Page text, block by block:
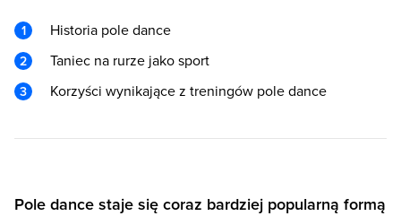
Historia pole dance
Taniec na rurze jako sport
Korzyści wynikające z treningów pole dance
Pole dance staje się coraz bardziej popularną formą